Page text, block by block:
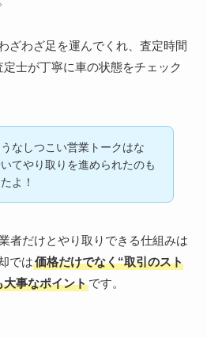
ざわざ足を運んでくれ、査定時間
士が丁寧に車の状態をチェック
なしつこい営業トークはな
てやり取りを進められたのも
よ！
者だけとやり取りできる仕組みは
では価格だけでなく“取引のスト
大事なポイントです。